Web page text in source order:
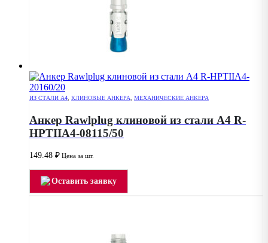
ИЗ СТАЛИ А4 КЛИНОВЫЕ АНКЕРА МЕХАНИЧЕСКИЕ АНКЕРА
Анкер Rawlplug клиновой из стали А4 R-
HPTIIA4-08115/50
149.48 ₽ Цена за шт.
Оставить заявку